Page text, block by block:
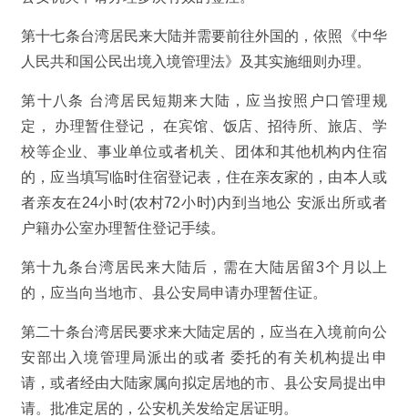
第十七条台湾居民来大陆并需要前往外国的，依照《中华
人民共和国公民出境入境管理法》及其实施细则办理。
第十八条 台湾居民短期来大陆，应当按照户口管理规
定， 办理暂住登记， 在宾馆、饭店、招待所、旅店、学
校等企业、事业单位或者机关、团体和其他机构内住宿
的，应当填写临时住宿登记表，住在亲友家的，由本人或
者亲友在24小时(农村72小时)内到当地公 安派出所或者
户籍办公室办理暂住登记手续。
第十九条台湾居民来大陆后，需在大陆居留3个月以上
的，应当向当地市、县公安局申请办理暂住证。
第二十条台湾居民要求来大陆定居的，应当在入境前向公
安部出入境管理局派出的或者 委托的有关机构提出申
请，或者经由大陆家属向拟定居地的市、县公安局提出申
请。批准定居的，公安机关发给定居证明。